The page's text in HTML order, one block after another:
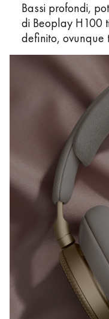
Bassi profondi,
di Beoplay H100
definito, ovunque